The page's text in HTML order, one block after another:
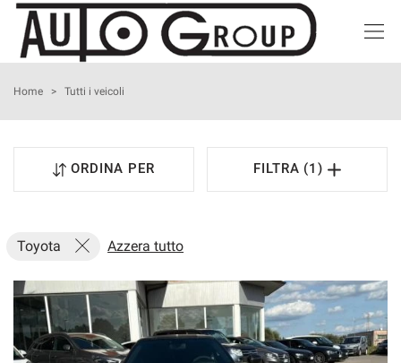
HOME
NOLEGGIO BREVE TERMINE
ASSISTENZA
I NOSTRI SERVIZI
Home > Tutti i veicoli
ORDINA PER FILTRA (1)
Toyota Azzera tutto